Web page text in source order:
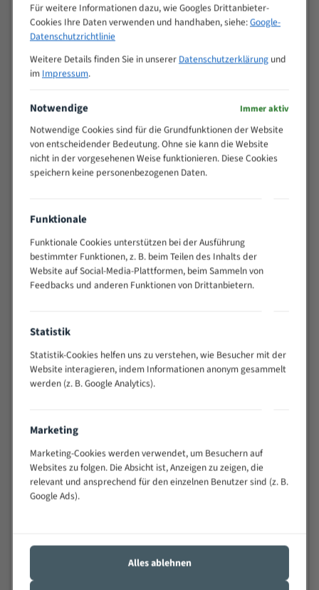
VOLLMATERIAL
M (mm)
Zähne pro
>
25
25 - 50
35 - 70
5/8
50 - 120
4/6
80 - 180
3/4
150 -
200 -
600
1,1/1,6
> 500
0,75/1,25
Vielseitiges Bandsägeblatt für verschiedenste
Anwendungen
Widerstandsfähig gegen Zahnbruch auch bei
schwierigen Werkstücken (Materialmischung,
Äußerst verschleißfest
Technische Beschreibung:
Positiver Spanwinkel
Legierte HSS-beschichtete Zahnspitzen
Spezielle Zahngeometrie und Zahnteilung
Für weitere Informationen dazu, wie Googles Drittanbieter-
Cookies Ihre Daten verwenden und handhaben, siehe:Google-
Datenschutzrichtlinie
Weitere Details finden Sie in unserer Datenschutzerklärungund
im Impressum.
Notwendige Immer aktiv
Notwendige Cookies sind für die Grundfunktionen der Website
von entscheidender Bedeutung. Ohne sie kann die Website
nicht in der vorgesehenen Weise funktionieren. Diese Cookies
speichern keine personenbezogenen Daten.
Funktionale
Funktionale Cookies unterstützen bei der Ausführung
bestimmter Funktionen, z. B. beim Teilen des Inhalts der
Website auf Social-Media-Plattformen, beim Sammeln von
Feedbacks und anderen Funktionen von Drittanbietern.
Statistik
Statistik-Cookies helfen uns zu verstehen, wie Besucher mit der
Website interagieren, indem Informationen anonym gesammelt
werden (z. B. Google Analytics).
Marketing
Marketing-Cookies werden verwendet, um Besuchern auf
Websites zu folgen. Die Absicht ist, Anzeigen zu zeigen, die
relevant und ansprechend für den einzelnen Benutzer sind (z. B.
Google Ads).
Alles ablehnen